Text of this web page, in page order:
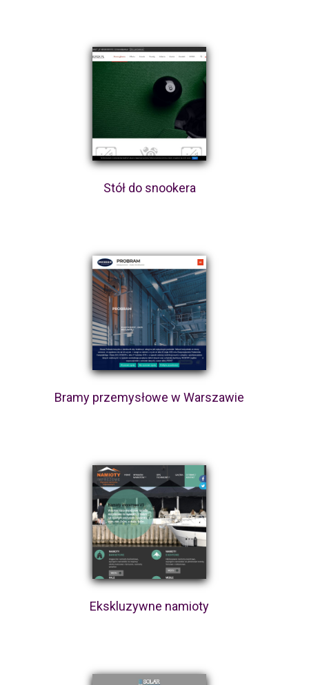
Stół do snookera
Bramy przemysłowe w Warszawie
Ekskluzywne namioty